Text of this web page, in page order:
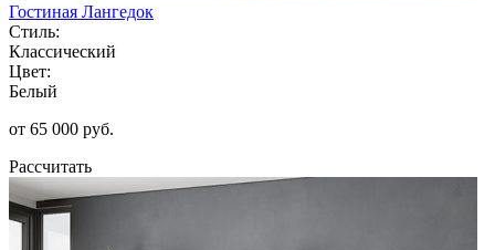
Гостиная Лангедок
Стиль:
Классический
Цвет:
Белый
от 65 000 руб.
Рассчитать